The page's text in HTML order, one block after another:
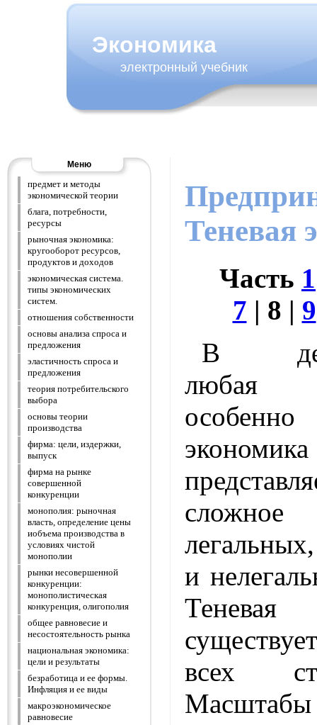
Экономика
электронный учебник
Меню
предмет и методы
экономической теории
блага, потребности,
ресурсы
рыночная экономика:
кругооборот ресурсов,
продуктов и доходов
экономическая система.
типы экономических
систем.
отношения собственности
основы анализа спроса и
предложения
эластичность спроса и
предложения
теория потребительского
выбора
основы теории
производства
фирма: цели, издержки,
выпуск
фирма на рынке
совершенной
конкуренции
монополия: рыночная
власть, определение цены
иобъема производства в
условиях чистой
монополии
рынки несовершенной
конкуренции:
монополистическая
конкуренция, олигополия
общее равновесие и
несостоятельность рынка
национальная экономика:
цели и результаты
безработица и ее формы.
Инфляция и ее виды
макроэкономическое
равновесие
Теневая
Часть 1
7 | 8 | 9
В
любая
сложное
и
всех